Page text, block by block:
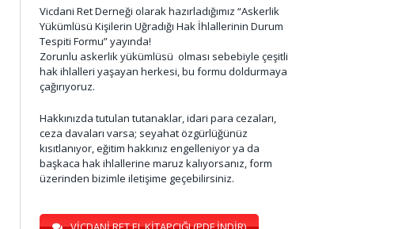
Vicdani Ret Derneği olarak hazırladığımız “Askerlik
Yükümlüsü Kişilerin Uğradığı Hak İhlallerinin Durum
Tespiti Formu” yayında!
Zorunlu askerlik yükümlüsü olması sebebiyle çeşitli
hak ihlalleri yaşayan herkesi, bu formu doldurmaya
çağırıyoruz.
Hakkınızda tutulan tutanaklar, idari para cezaları,
ceza davaları varsa; seyahat özgürlüğünüz
kısıtlanıyor, eğitim hakkınız engelleniyor ya da
başkaca hak ihlallerine maruz kalıyorsanız, form
üzerinden bizimle iletişime geçebilirsiniz.